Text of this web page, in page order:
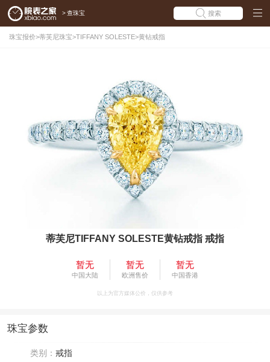
> 查珠宝 搜索
珠宝报价>蒂芙尼珠宝>TIFFANY SOLESTE>黄钻戒指
蒂芙尼TIFFANY SOLESTE黄钻戒指 戒指
暂无
中国大陆
暂无
欧洲售价
暂无
中国香港
以上为官方媒体公价，仅供参考
珠宝参数
类别： 戒指